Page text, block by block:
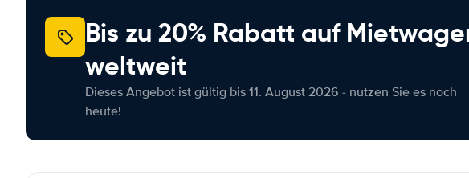
Bis zu 20% Rabatt auf
weltweit
Dieses Angebot ist gültig bis 11. August 2026 - nutzen Sie es noch
heute!